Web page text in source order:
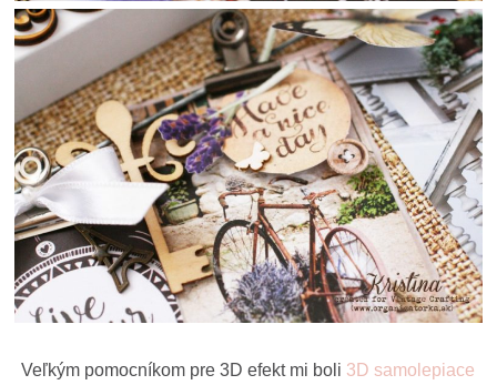
Veľkým pomocníkom pre 3D efekt mi boli 3D samolepiace